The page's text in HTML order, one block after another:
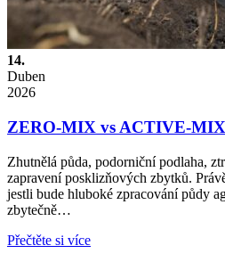
14.
Duben
2026
ZERO-MIX vs ACTIVE-
Zhutnělá půda, podorniční podlaha,
zapravení posklizňových zbytků.
jestli bude hluboké zpracování půdy
zbytečně…
Přečtěte si více